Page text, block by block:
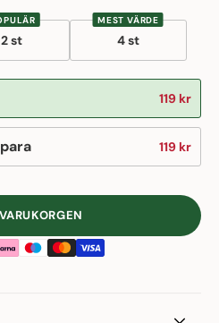
2 st 4 st
MEST VÄRDE
119 kr
119 kr